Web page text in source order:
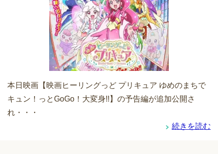
本日映画【映画ヒーリングっど プリキュア ゆめのまちで
キュン！っとGoGo！大変身!!】の予告編が追加公開さ
れ・・・
続きを読む